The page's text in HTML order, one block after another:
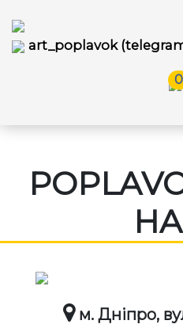
art_poplavok
0
м. Дніпро,